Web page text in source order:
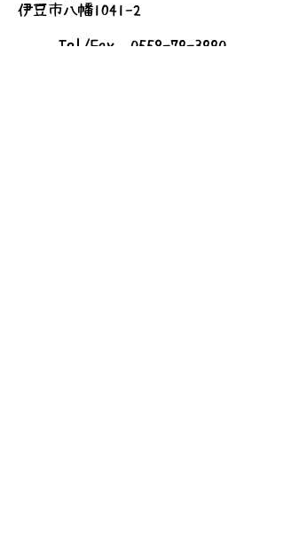
伊豆市八幡1041-2
Tel/Fax0558-79-3990